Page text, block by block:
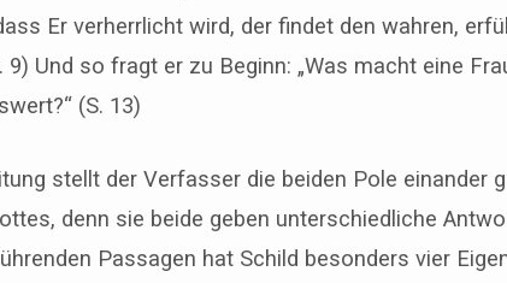
Er verherrlicht wird, der findet den wahren,
9) Und so fragt er zu Beginn: „Was macht eine
(S. 13)
stellt der Verfasser die beiden Pole einander
denn sie beide geben unterschiedliche
Passagen hat Schild besonders vier